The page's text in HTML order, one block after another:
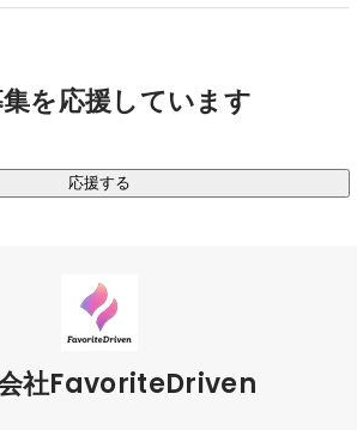
を応援しています
応援する
社FavoriteDriven